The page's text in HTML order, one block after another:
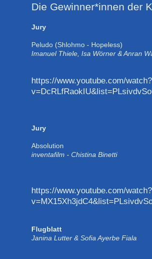
Die Gewinner*innen der
Jury
Peludo (Shlohmo - Hopeless)
Imanuel Thiele, Isa Wörner & Anran
https://www.youtube.com/watch?
Jury
Absolution
inventafilm - Chistina Binetti
https://www.youtube.com/watch?
Flugblatt
Janina Lutter & Sofia Ayerbe Fiala